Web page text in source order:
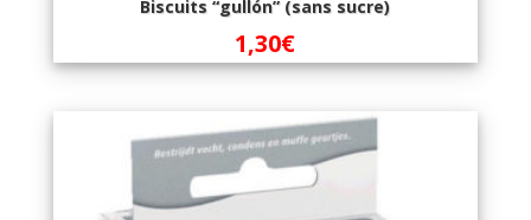
Biscuits “gullón” (sans sucre)
1,30€